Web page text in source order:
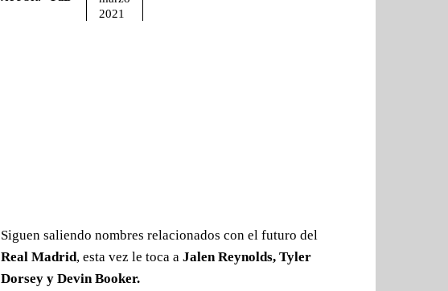
2021
Siguen saliendo nombres relacionados con el futuro del
Real Madrid, esta vez le toca a Jalen Reynolds, Tyler
Dorsey y Devin Booker.